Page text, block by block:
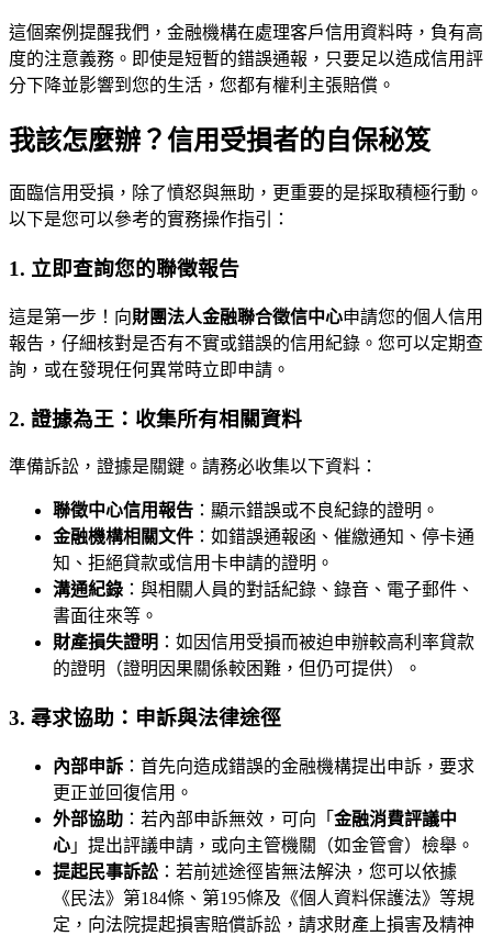
這個案例提醒我們，金融機構在處理客戶信用資料時，負有高
度的注意義務。即使是短暫的錯誤通報，只要足以造成信用評
分下降並影響到您的生活，您都有權利主張賠償。
我該怎麼辦？信用受損者的自保秘笈
面臨信用受損，除了憤怒與無助，更重要的是採取積極行動。
以下是您可以參考的實務操作指引：
1. 立即查詢您的聯徵報告
這是第一步！向財團法人金融聯合徵信中心申請您的個人信用
報告，仔細核對是否有不實或錯誤的信用紀錄。您可以定期查
詢，或在發現任何異常時立即申請。
2. 證據為王：收集所有相關資料
準備訴訟，證據是關鍵。請務必收集以下資料：
聯徵中心信用報告 ：顯示錯誤或不良紀錄的證明。
金融機構相關文件 ：如錯誤通報函、催繳通知、停卡通
知、拒絕貸款或信用卡申請的證明。
溝通紀錄 ：與相關人員的對話紀錄、錄音、電子郵件、
書面往來等。
財產損失證明 ：如因信用受損而被迫申辦較高利率貸款
的證明（證明因果關係較困難，但仍可提供）。
3. 尋求協助：申訴與法律途徑
內部申訴 ：首先向造成錯誤的金融機構提出申訴，要求
更正並回復信用。
外部協助 ：若內部申訴無效，可向「 金融消費評議中
心 」提出評議申請，或向主管機關（如金管會）檢舉。
提起民事訴訟：若前述途徑皆無法解決，您可以依據
《民法》第184條、第195條及《個人資料保護法》等規
定，向法院提起損害賠償訴訟，請求財產上損害及精神